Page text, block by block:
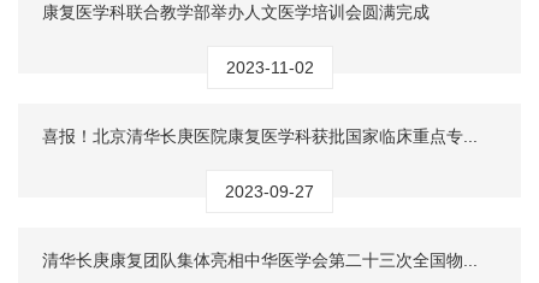
康复医学科联合教学部举办人文医学培训会圆满完成
2023-11-02
喜报！北京清华长庚医院康复医学科获批国家临床重点专...
2023-09-27
清华长庚康复团队集体亮相中华医学会第二十三次全国物...